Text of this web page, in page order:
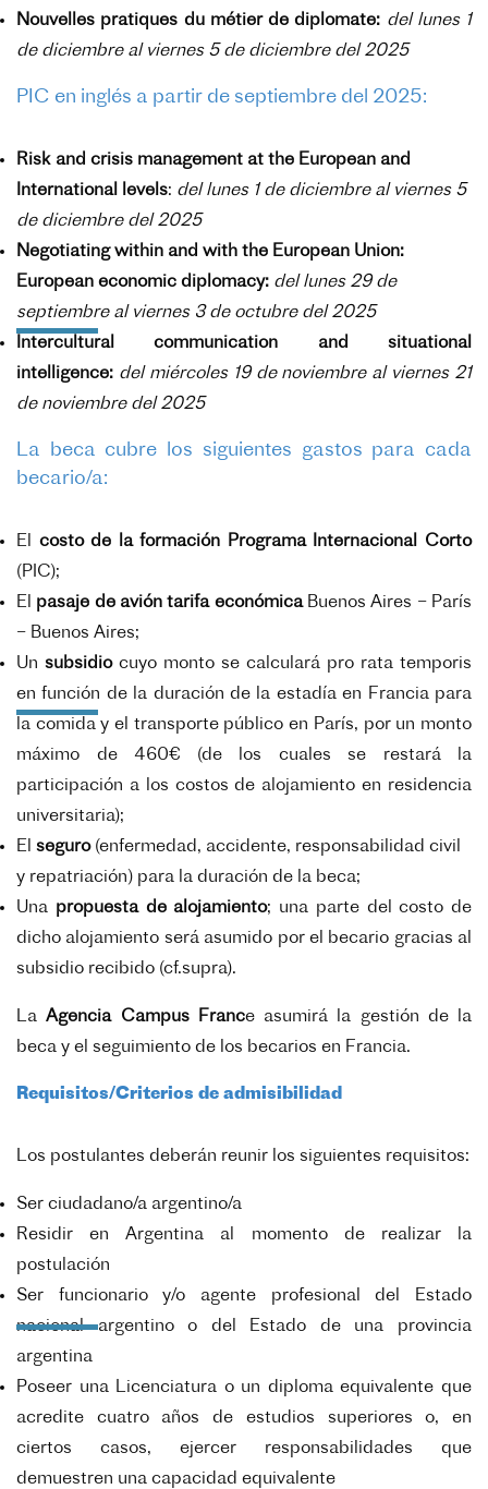
Nouvelles pratiques du métier de diplomate: del lunes 1
de diciembre al viernes 5 de diciembre del 2025
PIC en inglés a partir de septiembre del 2025:
Risk and crisis management at the European and
International levels: del lunes 1 de diciembre al viernes 5
de diciembre del 2025
Negotiating within and with the European Union:
European economic diplomacy: del lunes 29 de
septiembre al viernes 3 de octubre del 2025
Intercultural communication and situational
intelligence: del miércoles 19 de noviembre al viernes 21
de noviembre del 2025
La beca cubre los siguientes gastos para cada
becario/a:
El costo de la formación Programa Internacional Corto
(PIC);
El pasaje de avión tarifa económica Buenos Aires – París
– Buenos Aires;
Un subsidio cuyo monto se calculará pro rata temporis
en función de la duración de la estadía en Francia para
la comida y el transporte público en París, por un monto
máximo de 460€ (de los cuales se restará la
participación a los costos de alojamiento en residencia
universitaria);
El seguro (enfermedad, accidente, responsabilidad civil
y repatriación) para la duración de la beca;
Una propuesta de alojamiento; una parte del costo de
dicho alojamiento será asumido por el becario gracias al
subsidio recibido (cf.supra).
LaAgencia Campus France asumirá la gestión de la
beca y el seguimiento de los becarios en Francia.
Requisitos/Criterios de admisibilidad
Los postulantes deberán reunir los siguientes requisitos:
Ser ciudadano/a argentino/a
Residir en Argentina al momento de realizar la
postulación
Ser funcionario y/o agente profesional del Estado
nacional argentino o del Estado de una provincia
argentina
Poseer una Licenciatura o un diploma equivalente que
acredite cuatro años de estudios superiores o, en
ciertos casos, ejercer responsabilidades que
demuestren una capacidad equivalente